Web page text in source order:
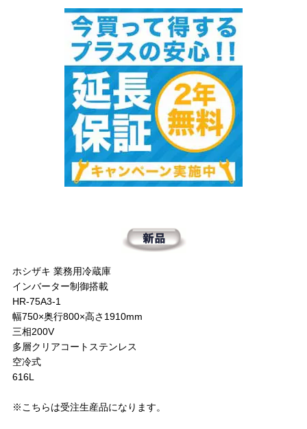
ホシザキ 業務用冷蔵庫
インバーター制御搭載
HR-75A3-1
幅750×奥行800×高さ1910mm
三相200V
多層クリアコートステンレス
空冷式
616L
※こちらは受注生産品になります。